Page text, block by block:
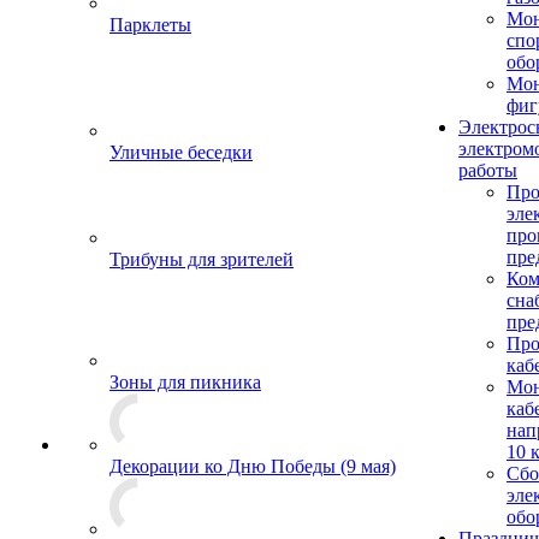
Парклеты
Уличные беседки
Трибуны для зрителей
Зоны для пикника
Декорации ко Дню Победы (9 мая)
работы
10